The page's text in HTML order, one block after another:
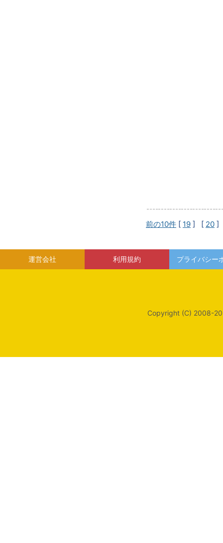
前の10件 [ 19 ] [ 20 ]
運営会社 利用規約 プライバシー
Copyright (C) 2008-